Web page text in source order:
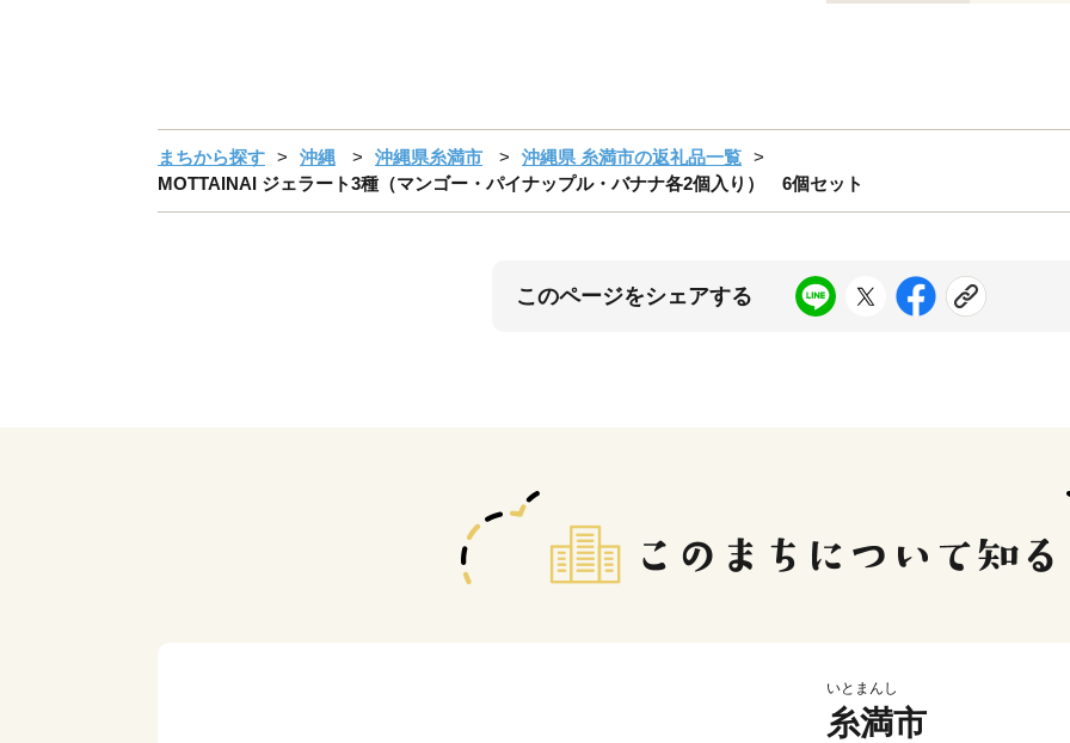
まちから探す 沖縄 沖縄県糸満市
沖縄県 糸満市の返礼品一覧
MOTTAINAI ジェラート3種（マンゴー・パイナップル・バナナ各2個入り） 6個セット
このページをシェアする
いとまんし
糸満市